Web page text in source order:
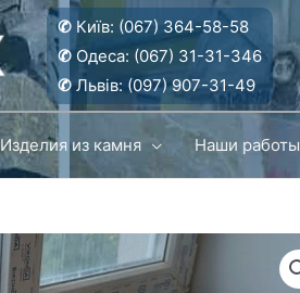
✆ Київ: (067) 364-58-58
✆Одеса: (067) 31-31-346
✆Львів: (097) 907-31-49
Изделия из камня Наши работы